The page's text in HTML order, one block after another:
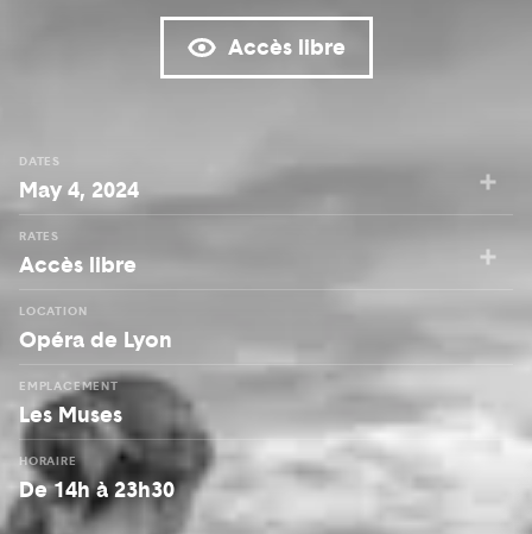
Accès libre
DATES
May 4, 2024
RATES
Accès libre
LOCATION
Opéra de Lyon
EMPLACEMENT
Les Muses
HORAIRE
De 14h à 23h30